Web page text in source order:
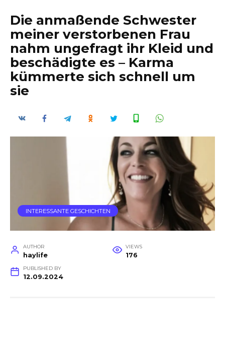
Die anmaßende Schwester
meiner verstorbenen Frau
nahm ungefragt ihr Kleid und
beschädigte es – Karma
kümmerte sich schnell um
sie
INTERESSANTE GESCHICHTEN
AUTHOR
haylife
VIEWS
176
PUBLISHED BY
12.09.2024